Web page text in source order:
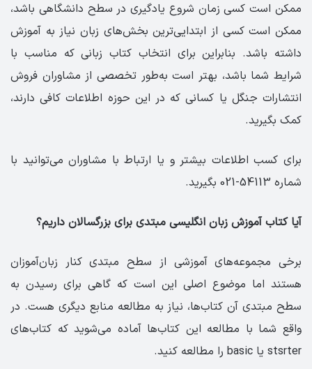
ممکن است کسی زمان شروع یادگیری در سطح دانشگاهی باشد،
ممکن است کسی از ابتدایی‌ترین بخش‌های زبان نیاز به آموزش
داشته باشد. بنابراین برای انتخاب کتاب زبانی که مناسب با
شرایط شما باشد، بهتر است به‌طور تخصصی از مشاوران فروش
انتشارات جنگل یا کسانی که در این حوزه اطلاعات کافی دارند،
کمک بگیرید.
برای کسب اطلاعات بیشتر و یا ارتباط با مشاوران می‌توانید با
شماره 54113-021 بگیرید.
آیا کتاب آموزش زبان انگلیسی مبتدی برای بزرگسالان داریم؟
برخی مجموعه‌های آموزشی از سطح مبتدی کنار زبان‌آموزان
هستند اما موضوع اصلی این است که گاهی برای رسیدن به
سطح مبتدی آن کتاب‌ها، نیاز به مطالعه منابع دیگری هست. در
واقع شما با مطالعه این کتاب‌ها آماده می‌شوید که کتاب‌های
stsrter یا basic را مطالعه کنید.